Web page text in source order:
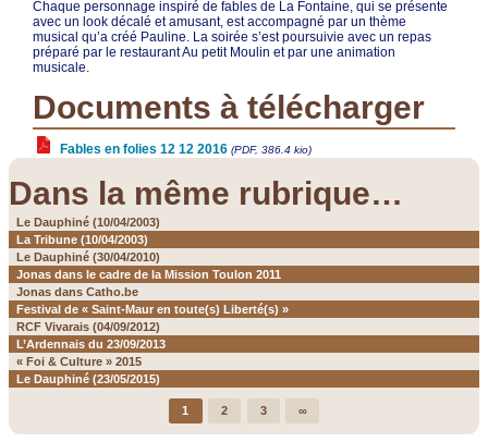
Chaque personnage inspiré de fables de La Fontaine, qui se présente
avec un look décalé et amusant, est accompagné par un thème
musical qu’a créé Pauline. La soirée s’est poursuivie avec un repas
préparé par le restaurant Au petit Moulin et par une animation
musicale.
Documents à télécharger
Fables en folies 12 12 2016 (PDF, 386.4 kio)
Dans la même rubrique…
Le Dauphiné (10/04/2003)
La Tribune (10/04/2003)
Le Dauphiné (30/04/2010)
Jonas dans le cadre de la Mission Toulon 2011
Jonas dans Catho.be
Festival de « Saint-Maur en toute(s) Liberté(s) »
RCF Vivarais (04/09/2012)
L’Ardennais du 23/09/2013
« Foi & Culture » 2015
Le Dauphiné (23/05/2015)
1 2 3 ∞